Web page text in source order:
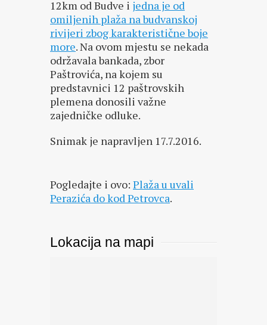
12km od Budve i jedna je od
omiljenih plaža na budvanskoj
rivijeri zbog karakteristične boje
more. Na ovom mjestu se nekada
održavala bankada, zbor
Paštrovića, na kojem su
predstavnici 12 paštrovskih
plemena donosili važne
zajedničke odluke.
Snimak je napravljen 17.7.2016.
Pogledajte i ovo: Plaža u uvali
Perazića do kod Petrovca.
Lokacija na mapi